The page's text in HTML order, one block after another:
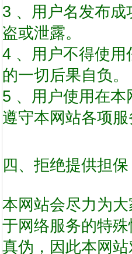
3 、用户名发布
盗或泄露。
4 、用户不得使用
的一切后果自负。
5 、用户使用在
遵守本网站各项
四、拒绝提供担保
本网站会尽力为
于网络服务的特
真伪，因此本网